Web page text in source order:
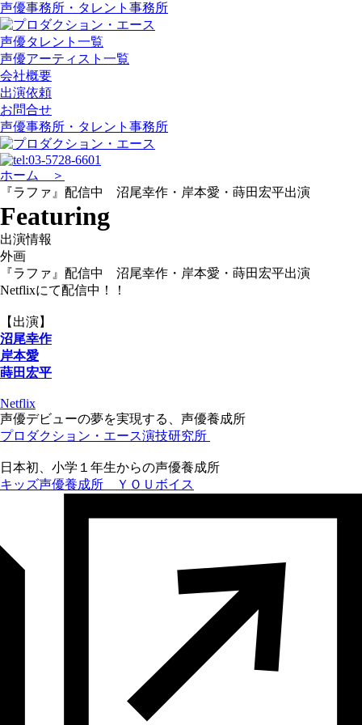
声優事務所・タレント事務所
声優タレント一覧
声優アーティスト一覧
会社概要
出演依頼
お問合せ
声優事務所・タレント事務所
ホーム ＞
『ラファ』配信中 沼尾幸作・岸本愛・蒔田宏平出演
Featuring
出演情報
外画
『ラファ』配信中 沼尾幸作・岸本愛・蒔田宏平出演
Netflixにて配信中！！
【出演】
沼尾幸作
岸本愛
蒔田宏平
Netflix
声優デビューの夢を実現する、声優養成所
プロダクション・エース演技研究所
日本初、小学１年生からの声優養成所
キッズ声優養成所 ＹＯＵボイス